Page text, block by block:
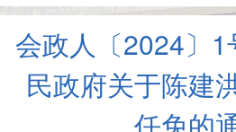
会政人〔2024〕1
民政府关于陈建
任免的